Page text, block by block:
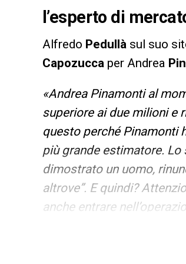
l’esperto di
Alfredo Pedullà sul suo
Capozucca per Andrea
«Andrea Pinamonti al
superiore ai due milioni e
questo perché Pinamonti
più grande estimatore. Lo
dimostrato un uomo,
altrove”. E quindi?
anche entrare
con diritto di riscatto che